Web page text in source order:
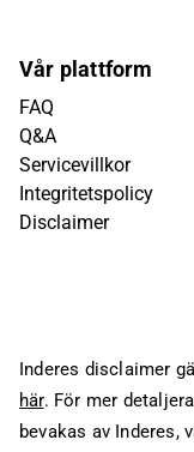
Vår plattform
FAQ
Q&A
Servicevillkor
Integritetspolicy
Disclaimer
Inderes disclaimer
här. För mer
bevakas av Inderes,